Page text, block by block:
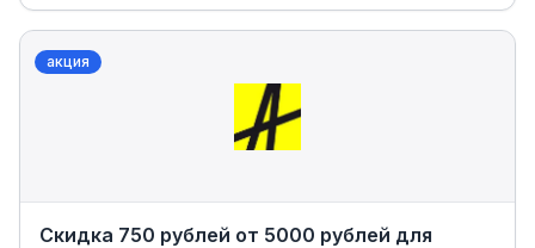
акция
Скидка 750 рублей от 5000 рублей для